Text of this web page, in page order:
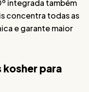
integrada também
concentra todas as
e garante maior
para